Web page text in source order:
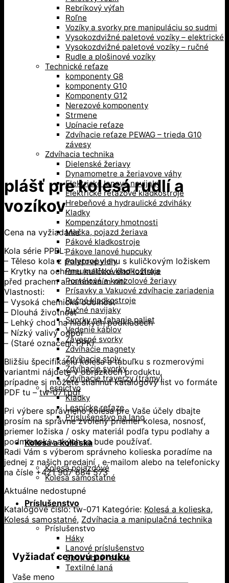
Rebríkový výťah
Roľne
Vozíky a svorky pre manipuláciu so sudmi
Vysokozdvižné paletové vozíky – elektrické
Vysokozdvižné paletové vozíky – ručné
Rudle a plošinové vozíky
Technické reťaze
komponenty G8
komponenty G10
Komponenty G12
Nerezové komponenty
Strmene
Upínacie reťaze
Zdvíhacie reťaze PEWAG – trieda G10
závesy
Zdvíhacia technika
Dielenské žeriavy
Dynamometre a žeriavove váhy
Elektrické lanové navijaky
Elektrické reťazové kladkostroje
Hrebeňové a hydraulické zdviháky
Kladky
Kompenzátory hmotnosti
Mačka, pojazd žeriava
Pákové kladkostroje
Pákove lanové hupcuky
Paletové vidly
Pneumatické kladkostroje
Portálové a konzolové žeriavy
Prísavky a Vakuové zdvíhacie zariadenia
Ručné kladkostroje
Ručné navijaky
Svorky na ťahanie paliet
Vedenie káblov
Závesné svorky
Zdvíhacie magnety
Zdvíhacie stoly
Zdvíhacie svorky
Zdvíhacie traverzy (trámy)
Lesníctvo
Kladky
Lesnícke reťaze
Príslušenstvo na lano
Kolesá a kolieska
Kolesá pojazdové
Kolesá samostatné
Príslušenstvo
Príslušenstvo
Háky
Lanové príslušenstvo
Spotrebné reťaze
Textilné laná
plášť pre kolesá rudlí a
vozíkov
Cena na vyžiadanie
Kola série PPBL:
– Těleso kola z polypropylenu s kuličkovým ložiskem
– Krytky na ochranu kuličkového ložiska
před prachem a namotáním nití
Vlastnosti:
– Vysoká chemická odolnost
– Dlouhá životnost
– Lehký chod na hladkých podkladech
– Nízký valivý odpor
– (Staré označení: PPK)
Bližšiu špecifikáciu kolesa a tabuľku s rozmerovými
variantmi nájdete v obrázkoch produktu,
prípadne si môžete stiahnuť katalógový list vo formáte
PDF tu –tw-071.pdf
Pri výbere správneho kolesa pre Vaše účely dbajte
prosím na správne zvolený priemer kolesa, nosnosť,
priemer ložiska / osky materiál podľa typu podlahy a
podmienok v akých sa bude používať.
Radi Vám s výberom správneho kolieska poradíme na
jednej z našich predajní , e-mailom alebo na telefonicky
na čísle +421 907 684 573
Aktuálne nedostupné
Katalógové číslo:tw-071 Kategórie: Kolesá a kolieska,
Kolesá samostatné, Zdvíhacia a manipulačná technika
Vyžiadať cenovú ponuku
Vaše meno